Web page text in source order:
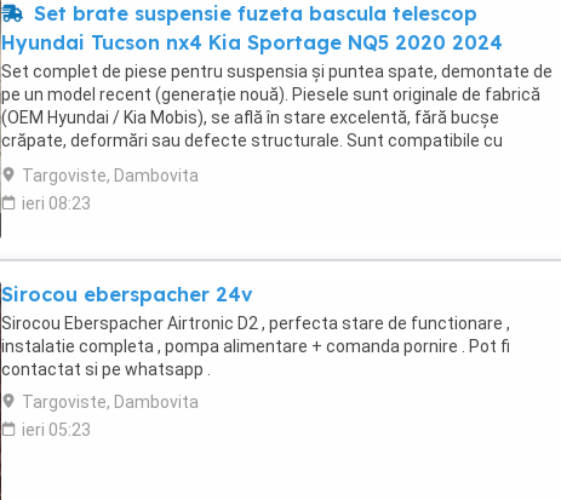
Set brate suspensie fuzeta bascula telescop
Hyundai Tucson nx4 Kia Sportage NQ5 2020 2024
Set complet de piese pentru suspensia și puntea spate, demontate de
pe un model recent (generație nouă). Piesele sunt originale de fabrică
(OEM Hyundai / Kia Mobis), se află în stare excelentă, fără bucșe
crăpate, deformări sau defecte structurale. Sunt compatibile cu
Hyundai Tucson generația 4 (cod ...
Targoviste, Dambovita
ieri 08:23
Sirocou eberspacher 24v
Sirocou Eberspacher Airtronic D2 , perfecta stare de functionare ,
instalatie completa , pompa alimentare + comanda pornire . Pot fi
contactat si pe whatsapp .
Targoviste, Dambovita
ieri 05:23